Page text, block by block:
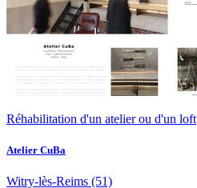
Réhabilitation d'un atelier ou d'un loft
Atelier CuBa
Witry-lès-Reims (51)